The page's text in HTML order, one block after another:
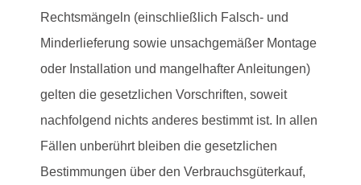
Rechtsmängeln (einschließlich Falsch- und
Minderlieferung sowie unsachgemäßer Montage
oder Installation und mangelhafter Anleitungen)
gelten die gesetzlichen Vorschriften, soweit
nachfolgend nichts anderes bestimmt ist. In allen
Fällen unberührt bleiben die gesetzlichen
Bestimmungen über den Verbrauchsgüterkauf,